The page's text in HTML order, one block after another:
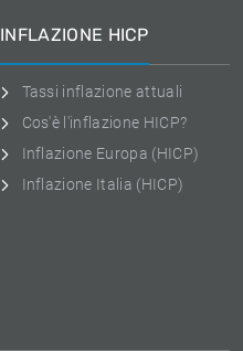
INFLAZIONE HICP
Tassi inflazione attuali
Cos'è l'inflazione HICP?
Inflazione Europa (HICP)
Inflazione Italia (HICP)